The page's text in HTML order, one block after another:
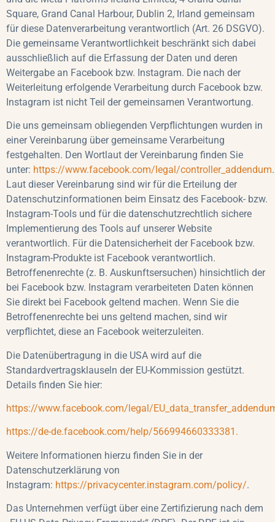
Square, Grand Canal Harbour, Dublin 2, Irland gemeinsam
für diese Datenverarbeitung verantwortlich (Art. 26 DSGVO).
Die gemeinsame Verantwortlichkeit beschränkt sich dabei
ausschließlich auf die Erfassung der Daten und deren
Weitergabe an Facebook bzw. Instagram. Die nach der
Weiterleitung erfolgende Verarbeitung durch Facebook bzw.
Instagram ist nicht Teil der gemeinsamen Verantwortung.
Die uns gemeinsam obliegenden Verpflichtungen wurden in
einer Vereinbarung über gemeinsame Verarbeitung
festgehalten. Den Wortlaut der Vereinbarung finden Sie
unter: https://www.facebook.com/legal/controller_addendum.
Laut dieser Vereinbarung sind wir für die Erteilung der
Datenschutzinformationen beim Einsatz des Facebook- bzw.
Instagram-Tools und für die datenschutzrechtlich sichere
Implementierung des Tools auf unserer Website
verantwortlich. Für die Datensicherheit der Facebook bzw.
Instagram-Produkte ist Facebook verantwortlich.
Betroffenenrechte (z. B. Auskunftsersuchen) hinsichtlich der
bei Facebook bzw. Instagram verarbeiteten Daten können
Sie direkt bei Facebook geltend machen. Wenn Sie die
Betroffenenrechte bei uns geltend machen, sind wir
verpflichtet, diese an Facebook weiterzuleiten.
Die Datenübertragung in die USA wird auf die
Standardvertragsklauseln der EU-Kommission gestützt.
Details finden Sie hier:
https://www.facebook.com/legal/
https://de-de.facebook.com/help/566994660333381.
Weitere Informationen hierzu finden Sie in der
Datenschutzerklärung von
Instagram: https://privacycenter.instagram.com/policy/.
Das Unternehmen verfügt über eine Zertifizierung nach dem